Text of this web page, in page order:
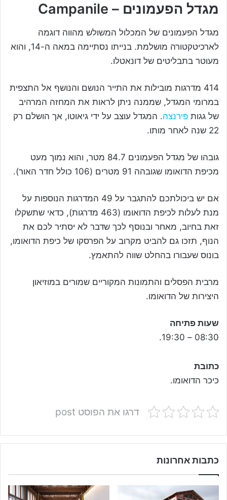
מגדל הפעמונים – Campanile
מגדל הפעמונים של המכלול המשולש מהווה דוגמה
לארכיטקטורה מושלמת. בנייתו נסתיימה במאה ה-14, והוא
מעוטר בתבליטים של דונאטלו.
414 מדרגות מובילות את התייר הנושם והנושף אל התצפית
במרומי המגדל, שממנה ניתן לראות את המחזה המרהיב
של גגות פירנצה. המגדל עוצב על ידי גיאוטו, אך הושלם רק
22 שנה לאחר מותו.
גובהו של מגדל הפעמונים 84.7 מטר, והוא נמוך מעט
מכיפת הדואומו שגובהה 91 מטרים (106 כולל חדר האור).
אם יש ביכולתכם להתגבר על 49 המדרגות הנוספות על
מנת לעלות לכיפת הדואומו (463 מדרגות), כדאי שתשקלו
זאת בחיוב, מאחר ובנוסף לכך שדבר לא יסתיר לכם את
הנוף, תזכו גם להביט מקרוב על הפרסקו של כיפת הדואומו,
בונוס שעבורו בהחלט שווה להתאמץ.
מרבית הפסלים והתמונות המקוריים שמורים במוזיאון
היצירות של הדואומו.
שעות פתיחה
08:30 – 19:30.
כתובת
כיכר הדואומו.
דרגו את הפוסט post
כתבות אחרונות